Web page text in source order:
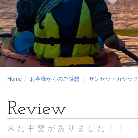
Home お客様からのご感想 サンセットカヤック
来た甲斐がありました！！